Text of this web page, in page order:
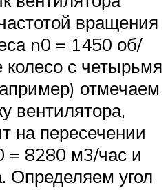
вращения
n0 = 1450 об/
с четырьмя
отмечаем
вентилятора,
на пересечении
= 8280 м3/час и
Определяем угол